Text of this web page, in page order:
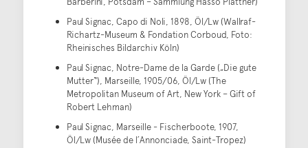
Paul Signac, Capo di Noli, 1898, Öl/Lw (Wallraf-
Richartz-Museum & Fondation Corboud, Foto:
Rheinisches Bildarchiv Köln)
Paul Signac, Notre-Dame de la Garde („Die gute
Mutter“), Marseille, 1905/06, Öl/Lw (The
Metropolitan Museum of Art, New York – Gift of
Robert Lehman)
Paul Signac, Marseille - Fischerboote, 1907,
Öl/Lw (Musée de l´Annonciade, Saint-Tropez)